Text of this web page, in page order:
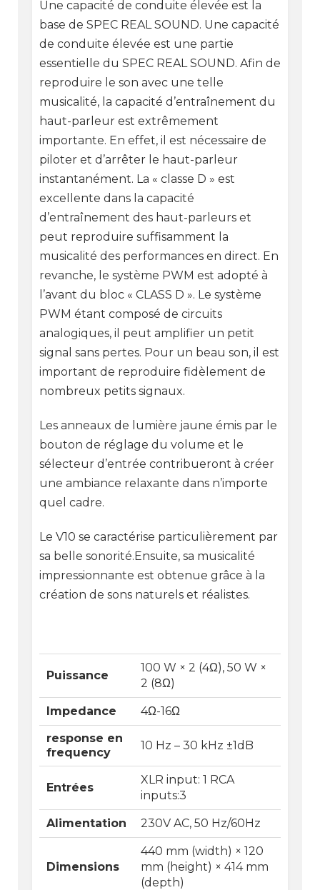
Une capacité de conduite élevée est la
base de SPEC REAL SOUND. Une capacité
de conduite élevée est une partie
essentielle du SPEC REAL SOUND. Afin de
reproduire le son avec une telle
musicalité, la capacité d’entraînement du
haut-parleur est extrêmement
importante. En effet, il est nécessaire de
piloter et d’arrêter le haut-parleur
instantanément. La « classe D » est
excellente dans la capacité
d’entraînement des haut-parleurs et
peut reproduire suffisamment la
musicalité des performances en direct. En
revanche, le système PWM est adopté à
l’avant du bloc « CLASS D ». Le système
PWM étant composé de circuits
analogiques, il peut amplifier un petit
signal sans pertes. Pour un beau son, il est
important de reproduire fidèlement de
nombreux petits signaux.
Les anneaux de lumière jaune émis par le
bouton de réglage du volume et le
sélecteur d’entrée contribueront à créer
une ambiance relaxante dans n’importe
quel cadre.
Le V10 se caractérise particulièrement par
sa belle sonorité.Ensuite, sa musicalité
impressionnante est obtenue grâce à la
création de sons naturels et réalistes.
Puissance
100 W × 2 (4Ω), 50 W ×
2 (8Ω)
Impedance
4Ω-16Ω
response en
frequency
10 Hz – 30 kHz ±1dB
Entrées
XLR input: 1 RCA
inputs:3
Alimentation 230V AC, 50 Hz/60Hz
Dimensions
440 mm (width) × 120
mm (height) × 414 mm
(depth)